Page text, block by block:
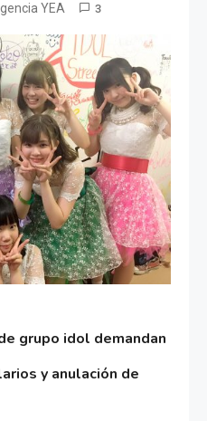
YEA 3
grupo idol demandan
y anulación de